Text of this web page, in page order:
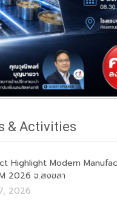
& Activities
Highlight Modern
2026 จ.สงขลา
2026